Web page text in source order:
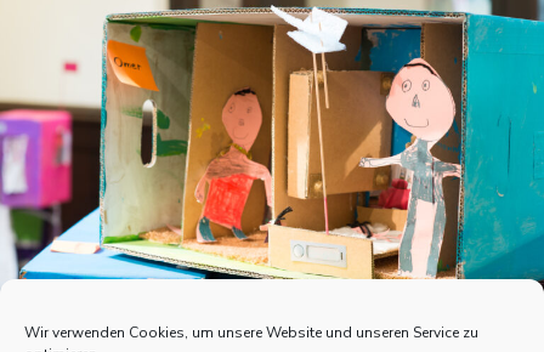
Wir verwenden Cookies, um unsere Website und unseren Service zu